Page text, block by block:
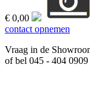
€ 0,00
contact opnemen
Vraag in de
of bel 045 - 404 0909